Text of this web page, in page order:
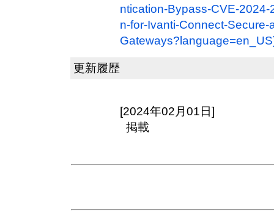
ntication-Bypass-CVE-
n-for-Ivanti-Connect-
更新履歴
[2024年02月01日]
掲載